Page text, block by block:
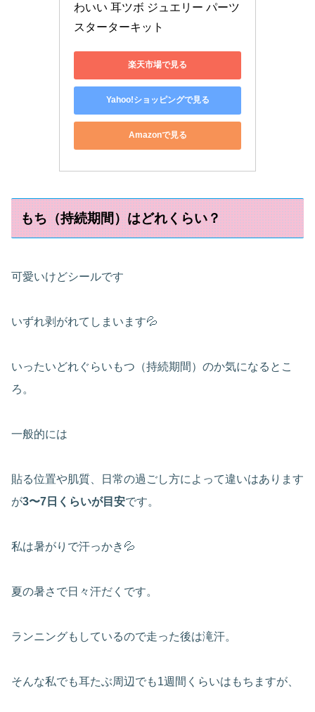
わいい 耳ツボ ジュエリー パーツ
スターターキット
楽天市場で見る
Yahoo!ショッピングで見る
Amazonで見る
もち（持続期間）はどれくらい？
可愛いけどシールです
いずれ剥がれてしまいます💦
いったいどれぐらいもつ（持続期間）のか気になるとこ
ろ。
一般的には
貼る位置や肌質、日常の過ごし方によって違いはあります
が3〜7日くらいが目安です。
私は暑がりで汗っかき💦
夏の暑さで日々汗だくです。
ランニングもしているので走った後は滝汗。
そんな私でも耳たぶ周辺でも1週間くらいはもちますが、